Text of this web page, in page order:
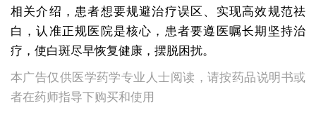
相关介绍，患者想要规避治疗误区、实现高效规范祛
白，认准正规医院是核心，患者要遵医嘱长期坚持治
疗，使白斑尽早恢复健康，摆脱困扰。
本广告仅供医学药学专业人士阅读，请按药品说明书或
者在药师指导下购买和使用